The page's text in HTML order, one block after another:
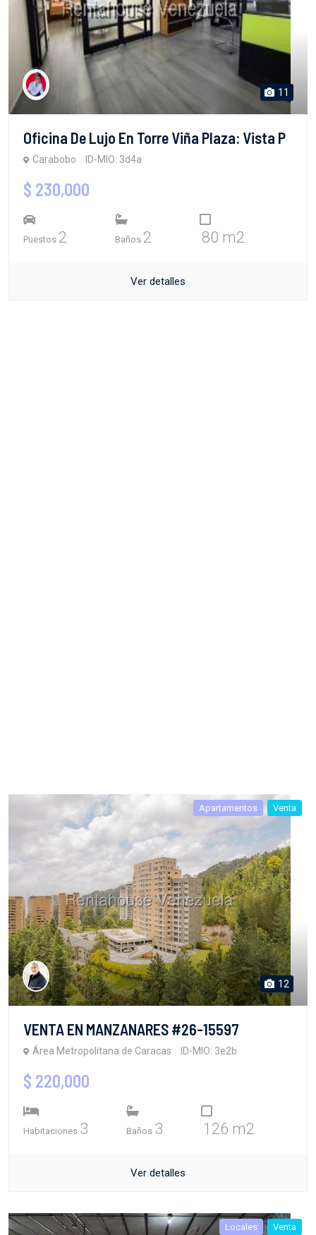
11
Oficina De Lujo En Torre Viña Plaza: Vista P
Carabobo ID-MIO: 3d4a
$ 230,000
Puestos 2 Baños 2 80 m2
Ver detalles
Apartamentos Venta
12
VENTA EN MANZANARES #26-15597
Área Metropolitana de Caracas ID-MIO: 3e2b
$ 220,000
Habitaciones 3 Baños 3 126 m2
Ver detalles
Locales Venta